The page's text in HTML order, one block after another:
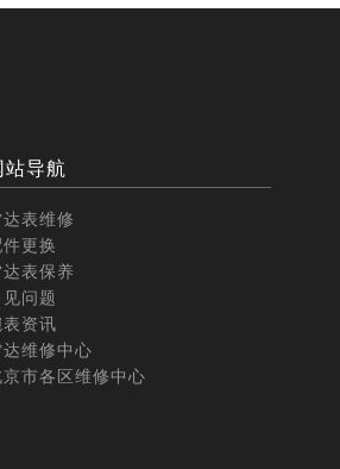
站导航
达表维修
件更换
达表保养
见问题
表资讯
达维修中心
京市各区维修中心